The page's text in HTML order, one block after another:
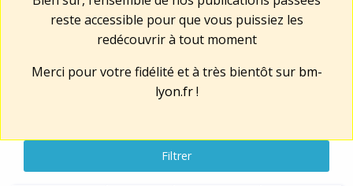
reste accessible pour que vous puissiez les
redécouvrir à tout moment
Merci pour votre fidélité et à très bientôt sur bm-
lyon.fr!
Filtrer